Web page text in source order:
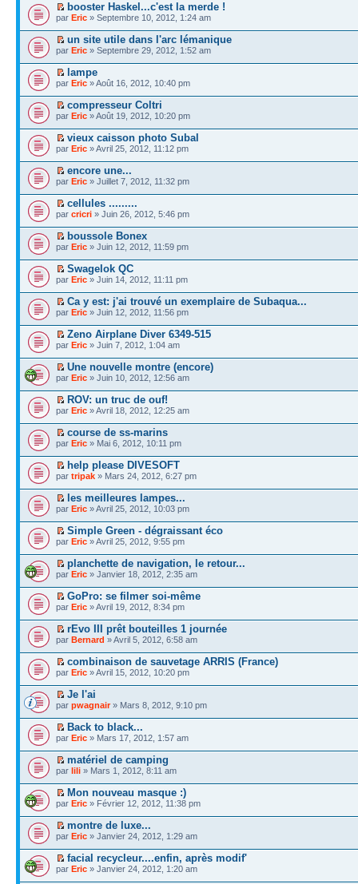
booster Haskel...c'est la merde !
par Eric » Septembre 10, 2012, 1:24 am
un site utile dans l'arc lémanique
par Eric » Septembre 29, 2012, 1:52 am
lampe
par Eric » Août 16, 2012, 10:40 pm
compresseur Coltri
par Eric » Août 19, 2012, 10:20 pm
vieux caisson photo Subal
par Eric » Avril 25, 2012, 11:12 pm
encore une...
par Eric » Juillet 7, 2012, 11:32 pm
cellules .........
par cricri » Juin 26, 2012, 5:46 pm
boussole Bonex
par Eric » Juin 12, 2012, 11:59 pm
Swagelok QC
par Eric » Juin 14, 2012, 11:11 pm
Ca y est: j'ai trouvé un exemplaire de Subaqua...
par Eric » Juin 12, 2012, 11:56 pm
Zeno Airplane Diver 6349-515
par Eric » Juin 7, 2012, 1:04 am
Une nouvelle montre (encore)
par Eric » Juin 10, 2012, 12:56 am
ROV: un truc de ouf!
par Eric » Avril 18, 2012, 12:25 am
course de ss-marins
par Eric » Mai 6, 2012, 10:11 pm
help please DIVESOFT
par tripak » Mars 24, 2012, 6:27 pm
les meilleures lampes...
par Eric » Avril 25, 2012, 10:03 pm
Simple Green - dégraissant éco
par Eric » Avril 25, 2012, 9:55 pm
planchette de navigation, le retour...
par Eric » Janvier 18, 2012, 2:35 am
GoPro: se filmer soi-même
par Eric » Avril 19, 2012, 8:34 pm
rEvo III prêt bouteilles 1 journée
par Bernard » Avril 5, 2012, 6:58 am
combinaison de sauvetage ARRIS (France)
par Eric » Avril 15, 2012, 10:20 pm
Je l'ai
par pwagnair» Mars 8, 2012, 9:10 pm
Back to black...
par Eric » Mars 17, 2012, 1:57 am
matériel de camping
par lili » Mars 1, 2012, 8:11 am
Mon nouveau masque :)
par Eric » Février 12, 2012, 11:38 pm
montre de luxe...
par Eric » Janvier 24, 2012, 1:29 am
facial recycleur....enfin, après modif'
par Eric » Janvier 24, 2012, 1:20 am